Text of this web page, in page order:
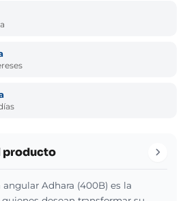
producto
Adhara (400B) es la